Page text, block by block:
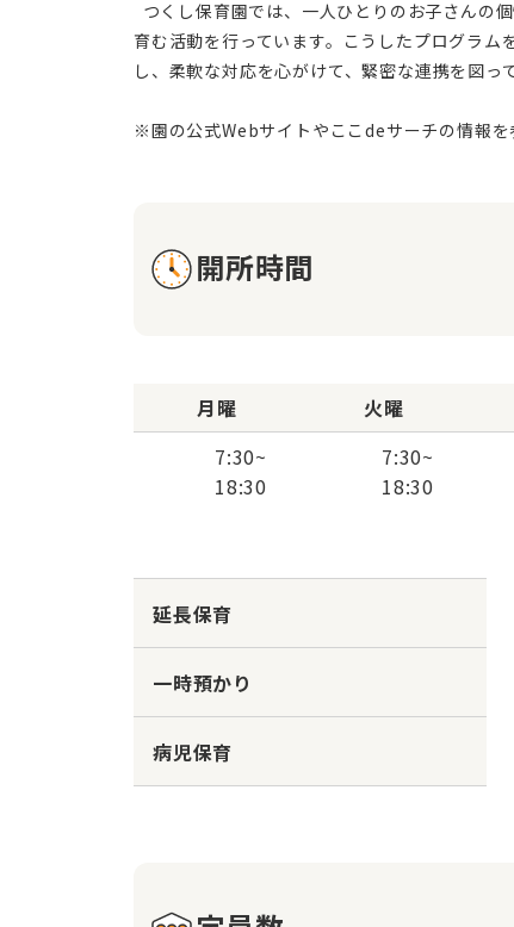
育む活動を行っています。こうしたプログラ
し、柔軟な対応を心がけて、緊密な連携を図っ
開所時間
月曜
7:30~
18:30
火曜
7:30~
18:30
延長保育
一時預かり
病児保育